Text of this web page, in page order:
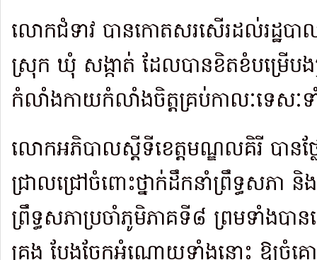
លោកជំទាវ បានកោតសរសើរដល់រដ្ឋបាលខ
ស្រុក ឃុំ សង្កាត់ ដែលបានខិតខំបម្រើបង
កំលាំងកាយកំលាំងចិត្តគ្រប់កាលៈទេស
លោកអភិបាលស្តីទីខេត្តមណ្ឌលគិរី បាន
ជ្រាលជ្រៅចំពោះថ្នាក់ដឹកនាំព្រឹទ្ធសភា
ព្រឹទ្ធសភាប្រចាំភូមិភាគទី៨ ព្រមទាំងបានប្ត